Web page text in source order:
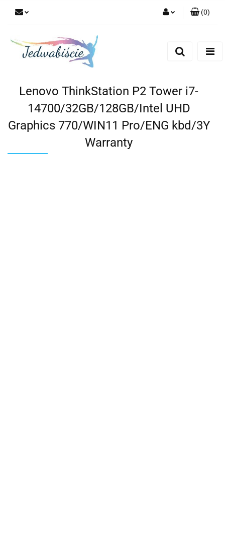
(0)
Lenovo ThinkStation P2 Tower i7-
14700/32GB/128GB/Intel UHD
Graphics 770/WIN11 Pro/ENG kbd/3Y
Warranty